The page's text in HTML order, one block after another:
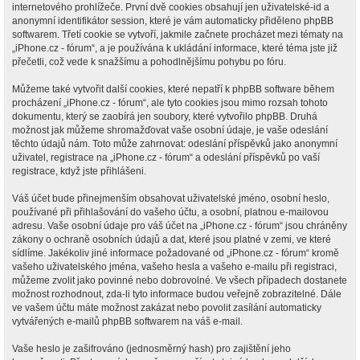
internetového prohlížeče. První dvě cookies obsahují jen uživatelské-id a
anonymní identifikátor session, které je vám automaticky přiděleno phpBB
softwarem. Třetí cookie se vytvoří, jakmile začnete procházet mezi tématy na
„iPhone.cz - fórum“, a je používána k ukládání informace, které téma jste již
přečetli, což vede k snažšímu a pohodlnějšímu pohybu po fóru.
Můžeme také vytvořit další cookies, které nepatří k phpBB software během
procházení „iPhone.cz - fórum“, ale tyto cookies jsou mimo rozsah tohoto
dokumentu, který se zaobírá jen soubory, které vytvořilo phpBB. Druhá
možnost jak můžeme shromažďovat vaše osobní údaje, je vaše odeslání
těchto údajů nám. Toto může zahrnovat: odeslání příspěvků jako anonymní
uživatel, registrace na „iPhone.cz - fórum“ a odeslání příspěvků po vaší
registrace, když jste přihlášeni.
Váš účet bude přinejmenším obsahovat uživatelské jméno, osobní heslo,
používané při přihlašování do vašeho účtu, a osobní, platnou e-mailovou
adresu. Vaše osobní údaje pro váš účet na „iPhone.cz - fórum“ jsou chráněny
zákony o ochraně osobních údajů a dat, které jsou platné v zemi, ve které
sídlíme. Jakékoliv jiné informace požadované od „iPhone.cz - fórum“ kromě
vašeho uživatelského jména, vašeho hesla a vašeho e-mailu při registraci,
můžeme zvolit jako povinné nebo dobrovolné. Ve všech případech dostanete
možnost rozhodnout, zda-li tyto informace budou veřejně zobrazitelné. Dále
ve vašem účtu máte možnost zakázat nebo povolit zasílání automaticky
vytvářených e-mailů phpBB softwarem na váš e-mail.
Vaše heslo je zašifrováno (jednosměrný hash) pro zajištění jeho